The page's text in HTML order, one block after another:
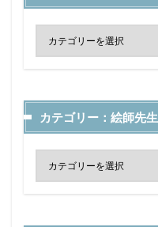
カテゴリー：絵師先生